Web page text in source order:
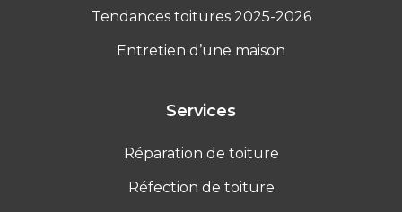
Tendances toitures 2025-2026
Entretien d’une maison
Services
Réparation de toiture
Réfection de toiture